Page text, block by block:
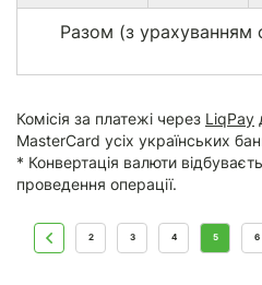
Разом (з урахуванням
Комісія за платежі через LiqPay
MasterCard усіх українських
* Конвертація валюти
проведення операції.
2 3 4 5 6